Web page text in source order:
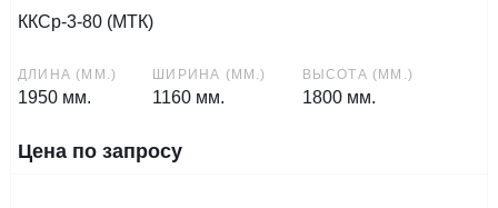
ККСр-3-80 (МТК)
ДЛИНА (ММ.)
1950 мм.
ШИРИНА (ММ.)
1160 мм.
ВЫСОТА (ММ.)
1800 мм.
Цена по запросу